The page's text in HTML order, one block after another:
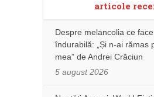
articole
Despre melancolia ce
îndurabilă: „Și n-ai rămas
mea” de Andrei Crăciun
5 august 2026